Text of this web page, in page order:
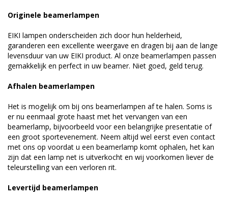
Originele beamerlampen
EIKI lampen onderscheiden zich door hun helderheid,
garanderen een excellente weergave en dragen bij aan de lange
levensduur van uw EIKI product. Al onze beamerlampen passen
gemakkelijk en perfect in uw beamer. Niet goed, geld terug.
Afhalen beamerlampen
Het is mogelijk om bij ons beamerlampen af te halen. Soms is
er nu eenmaal grote haast met het vervangen van een
beamerlamp, bijvoorbeeld voor een belangrijke presentatie of
een groot sportevenement. Neem altijd wel eerst even contact
met ons op voordat u een beamerlamp komt ophalen, het kan
zijn dat een lamp net is uitverkocht en wij voorkomen liever de
teleurstelling van een verloren rit.
Levertijd beamerlampen